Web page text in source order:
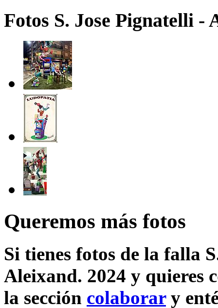
Fotos S. Jose Pignatelli -
Queremos más fotos
Si tienes fotos de la falla
Aleixand. 2024 y quieres
la sección colaborary